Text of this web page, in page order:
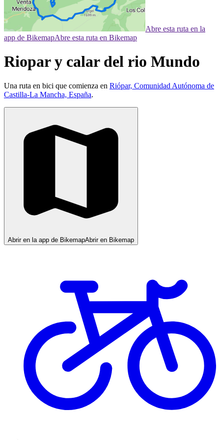
Abre esta ruta en la
app de BikemapAbre esta ruta en Bikemap
Riopar y calar del rio Mundo
Una ruta en bici que comienza en Riópar, Comunidad Autónoma de
Castilla-La Mancha, España.
Abrir en la app de BikemapAbrir en Bikemap